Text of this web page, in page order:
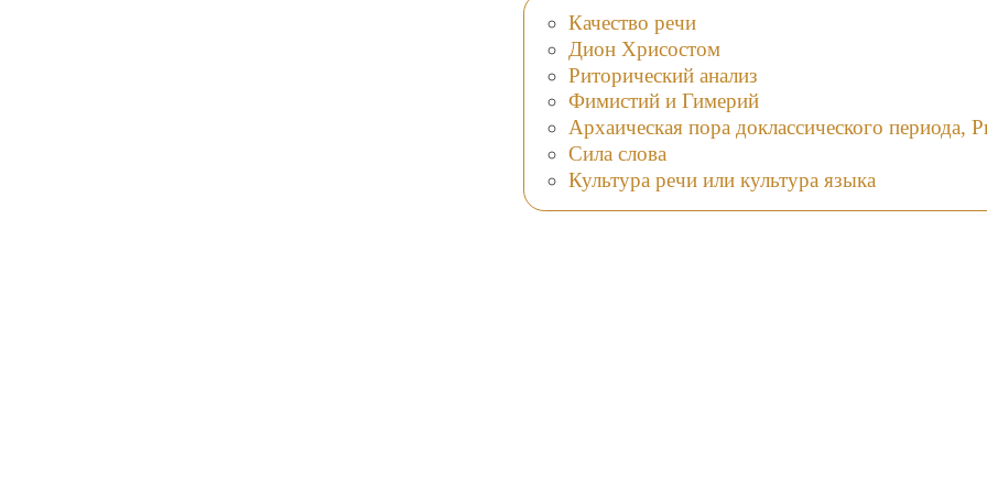
Качество речи
Дион Хрисостом
Риторический анализ
Фимистий и Гимерий
Архаическая пора доклассического периода,
Сила слова
Культура речи или культура языка